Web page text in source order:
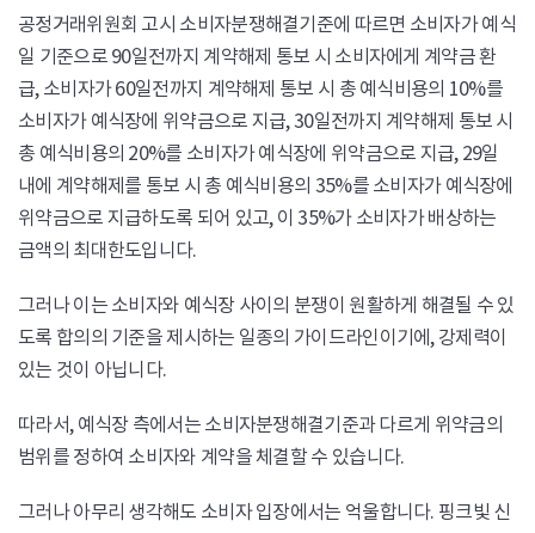
공정거래위원회 고시 소비자분쟁해결기준에 따르면 소비자가 예식
일 기준으로 90일전까지 계약해제 통보 시 소비자에게 계약금 환
급, 소비자가 60일전까지 계약해제 통보 시 총 예식비용의 10%를
소비자가 예식장에 위약금으로 지급, 30일전까지 계약해제 통보 시
총 예식비용의 20%를 소비자가 예식장에 위약금으로 지급, 29일
내에 계약해제를 통보 시 총 예식비용의 35%를 소비자가 예식장에
위약금으로 지급하도록 되어 있고, 이 35%가 소비자가 배상하는
금액의 최대한도입니다.
그러나 이는 소비자와 예식장 사이의 분쟁이 원활하게 해결될 수 있
도록 합의의 기준을 제시하는 일종의 가이드라인이기에, 강제력이
있는 것이 아닙니다.
​따라서, 예식장 측에서는 소비자분쟁해결기준과 다르게 위약금의
범위를 정하여 소비자와 계약을 체결할 수 있습니다.
그러나 아무리 생각해도 소비자 입장에서는 억울합니다. 핑크빛 신